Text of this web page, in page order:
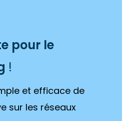
pour le
!
et efficace de
sur les réseaux